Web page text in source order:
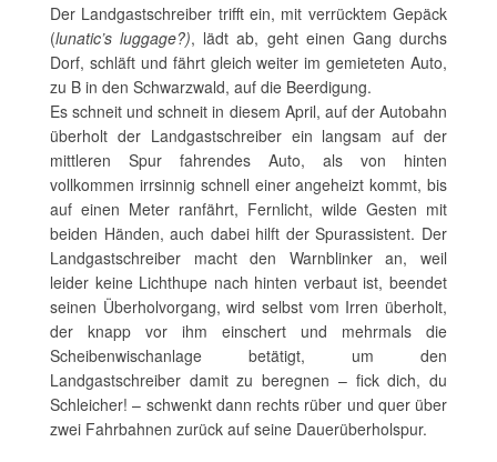
Der Landgastschreiber trifft ein, mit verrücktem Gepäck
(lunatic’s luggage?), lädt ab, geht einen Gang durchs
Dorf, schläft und fährt gleich weiter im gemieteten Auto,
zu B in den Schwarzwald, auf die Beerdigung.
Es schneit und schneit in diesem April, auf der Autobahn
überholt der Landgastschreiber ein langsam auf der
mittleren Spur fahrendes Auto, als von hinten
vollkommen irrsinnig schnell einer angeheizt kommt, bis
auf einen Meter ranfährt, Fernlicht, wilde Gesten mit
beiden Händen, auch dabei hilft der Spurassistent. Der
Landgastschreiber macht den Warnblinker an, weil
leider keine Lichthupe nach hinten verbaut ist, beendet
seinen Überholvorgang, wird selbst vom Irren überholt,
der knapp vor ihm einschert und mehrmals die
Scheibenwischanlage betätigt, um den
Landgastschreiber damit zu beregnen – fick dich, du
Schleicher! – schwenkt dann rechts rüber und quer über
zwei Fahrbahnen zurück auf seine Dauerüberholspur.